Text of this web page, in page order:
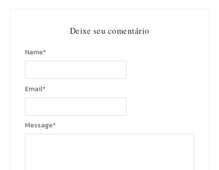
Deixe seu comentário
Message*
Name*
Email*